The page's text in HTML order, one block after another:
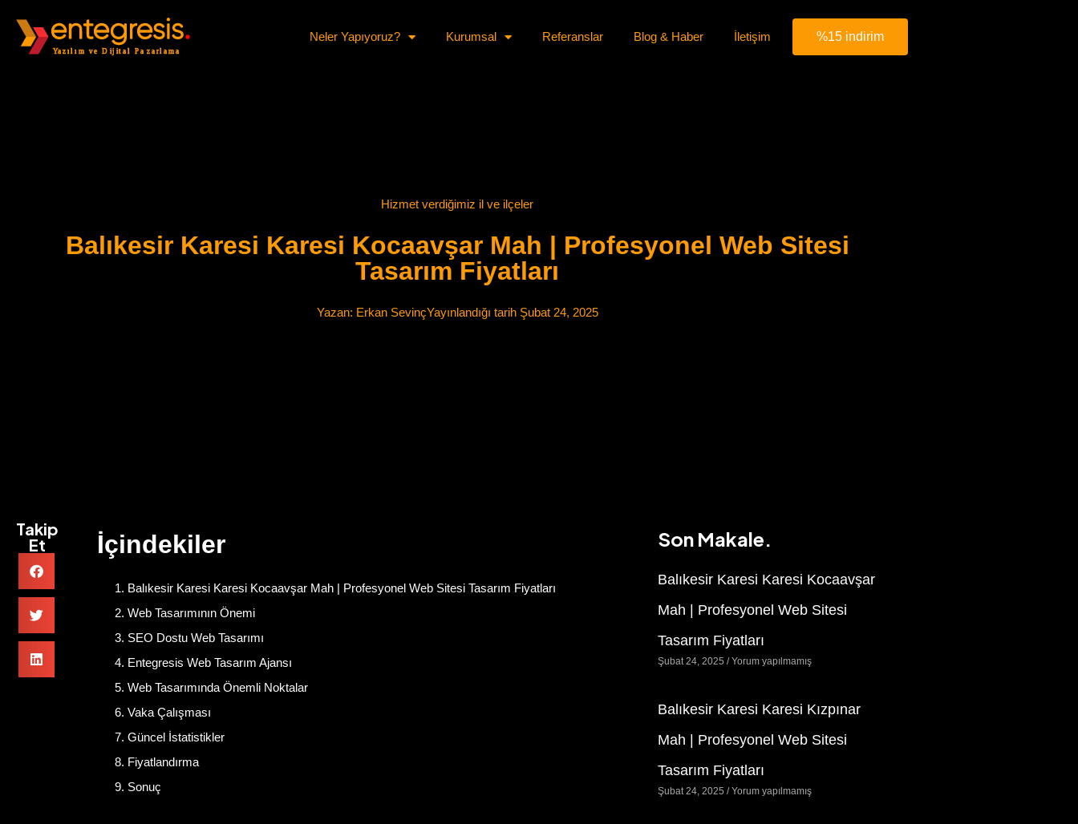
Neler Yapıyoruz? Kurumsal Referanslar Blog & Haber İletişim %15 indirim
Hizmet verdiğimiz il ve ilçeler
Balıkesir Karesi Karesi Kocaavşar Mah | Profesyonel Web Sitesi
Tasarım Fiyatları
Yazan: Erkan SevinçYayınlandığı tarihŞubat 24, 2025
Takip
Et
İçindekiler
Balıkesir Karesi Karesi Kocaavşar Mah | Profesyonel Web Sitesi Tasarım Fiyatları
Web Tasarımının Önemi
SEO Dostu Web Tasarımı
Entegresis Web Tasarım Ajansı
Web Tasarımında Önemli Noktalar
Vaka Çalışması
Güncel İstatistikler
Fiyatlandırma
Sonuç
Son Makale.
Balıkesir Karesi Karesi Kocaavşar
Mah | Profesyonel Web Sitesi
Tasarım Fiyatları
Şubat 24, 2025 Yorum yapılmamış
Balıkesir Karesi Karesi Kızpınar
Mah | Profesyonel Web Sitesi
Tasarım Fiyatları
Şubat 24, 2025 Yorum yapılmamış